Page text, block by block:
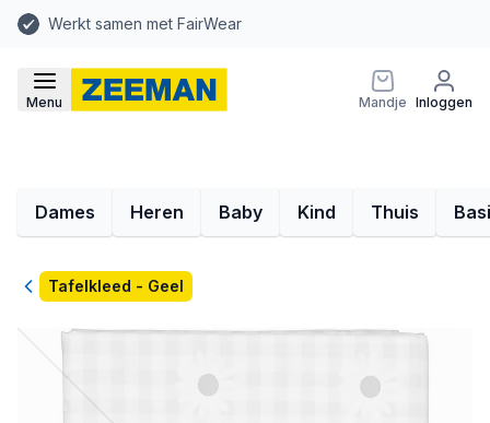
Werkt samen met FairWear
Menu Mandje Inloggen
Dames Heren Baby Kind Thuis
TerugTafelkleed - Geel